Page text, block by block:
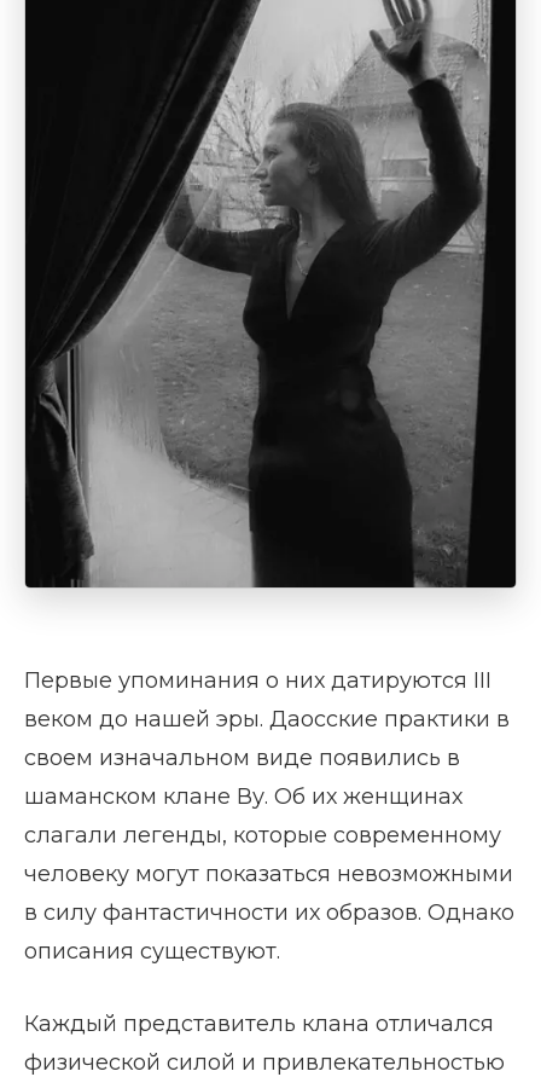
Первые упоминания о них датируются III
веком до нашей эры. Даосские практики в
своем изначальном виде появились в
шаманском клане Ву. Об их женщинах
слагали легенды, которые современному
человеку могут показаться невозможными
в силу фантастичности их образов. Однако
описания существуют.
Каждый представитель клана отличался
физической силой и привлекательностью